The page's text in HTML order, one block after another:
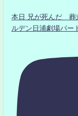
本日 兄が死んだ
ルデン日浦劇場パー